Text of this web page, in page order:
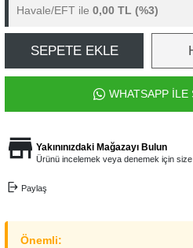
Havale/EFT ile 0,00 TL (%3)
SEPETE EKLE
WHATSAPP İLE
Yakınınızdaki Mağazayı Bulun
Ürünü incelemek veya denemek için size
Paylaş
Önemli: